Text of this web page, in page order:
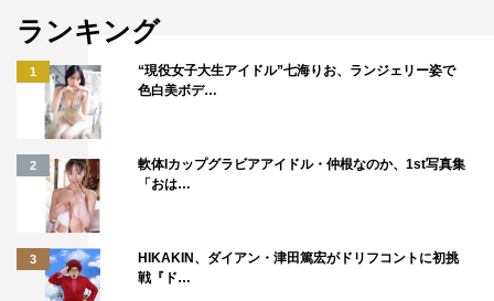
ランキング
1
“現役女子大生アイドル”七海りお、ランジェリー姿で
色白美ボデ…
2
軟体Iカップグラビアアイドル・仲根なのか、1st写真集
「おは…
3
HIKAKIN、ダイアン・津田篤宏がドリフコントに初挑
戦『ド…